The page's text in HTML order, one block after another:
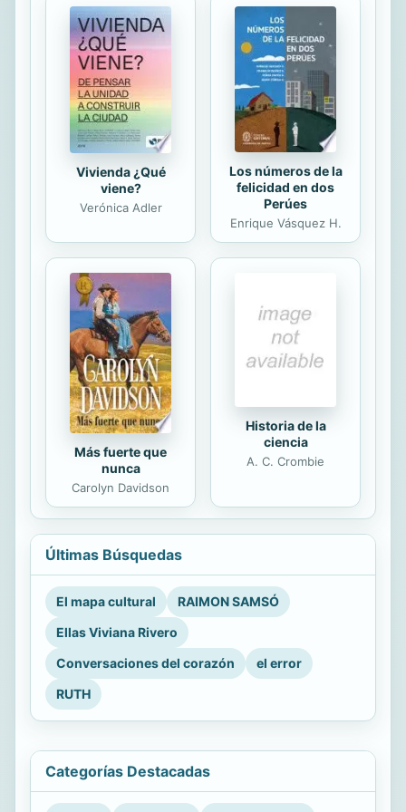
materializará, o bien tardará más de
lo nece¬sario o quizás se materialice
de una forma diferente a la
esperada. No basta con una buena
idea y un buen plan. Es necesario un
sentido, así como un...
Vivienda ¿Qué
viene?
Verónica Adler
Los números de la
felicidad en dos
Perúes
Enrique Vásquez H.
Más fuerte que
nunca
Carolyn Davidson
Historia de la
ciencia
A. C. Crombie
Últimas Búsquedas
El mapa cultural
RAIMON SAMSÓ
Ellas Viviana Rivero
Conversaciones del corazón
el error
RUTH
Categorías Destacadas